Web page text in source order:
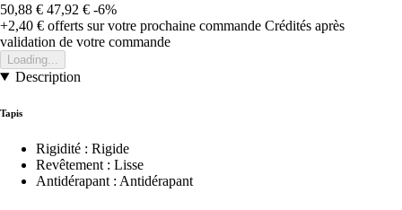
50,88 € 47,92 € -6%
+2,40 € offerts sur votre prochaine commande Crédités après
validation de votre commande
Loading...
Description
Tapis
Rigidité : Rigide
Revêtement : Lisse
Antidérapant : Antidérapant